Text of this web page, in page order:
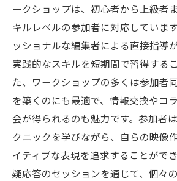
成功した動画編集者のイン
学習過程で得られた貴重な
地域イベントでの作品発表
みよし市での失敗から学ん
動画編集を通じて得た自己
成功事例から学ぶ動画編集
地域密着の動画編集勉強法を愛
探る
地域住民とのネットワーク
ークショップは、初心者から上級者
キルレベルの参加者に対応していま
ッショナルな編集者による直接指導
実践的なスキルを短期間で習得する
た、ワークショップの多くは参加者
を築くのにも最適で、情報交換やコ
会が得られるのも魅力です。参加者
クニックを学びながら、自らの映像
イティブな表現を追求することがで
疑応答のセッションを通じて、個々